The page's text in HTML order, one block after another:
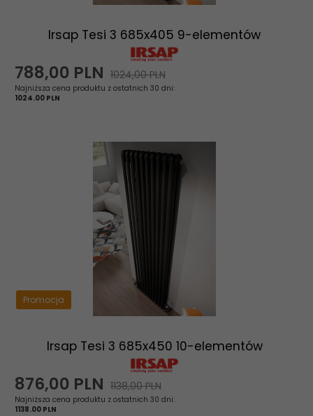
Irsap Tesi 3 685x405 9-elementów
788,00 PLN 1024,00 PLN
Najniższa cena produktu z ostatnich 30 dni:
1024.00 PLN
Promocja
Irsap Tesi 3 685x450 10-elementów
876,00 PLN 1138,00 PLN
Najniższa cena produktu z ostatnich 30 dni:
1138.00 PLN